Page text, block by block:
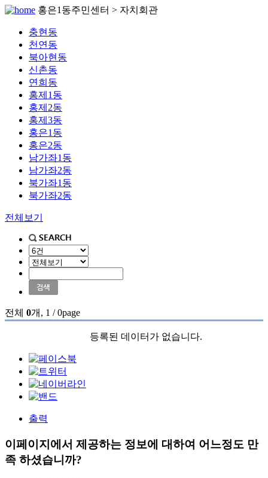
홍은1동주민센터 > 자치회관
충현동
천연동
북아현동
신촌동
연희동
홍제1동
홍제2동
홍제3동
홍은1동
홍은2동
남가좌1동
남가좌2동
북가좌1동
북가좌2동
전체보기
전체 0개, 1 / 0page
등록된 데이터가 없습니다.
출력
이페이지에서 제공하는 정보에 대하여 어느정도 만
족 하셨습니까?